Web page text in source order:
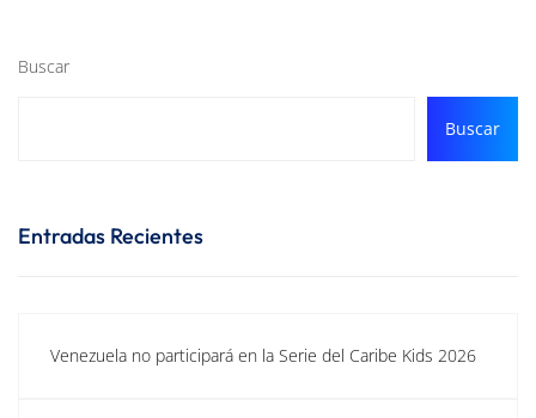
Buscar
Buscar
Entradas Recientes
Venezuela no participará en la Serie del Caribe Kids 2026